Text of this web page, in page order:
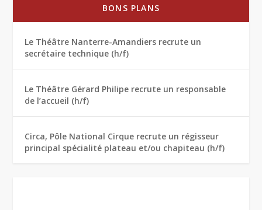
BONS PLANS
Le Théâtre Nanterre-Amandiers recrute un
secrétaire technique (h/f)
Le Théâtre Gérard Philipe recrute un responsable
de l’accueil (h/f)
Circa, Pôle National Cirque recrute un régisseur
principal spécialité plateau et/ou chapiteau (h/f)